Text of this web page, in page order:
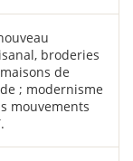
broderies
de
; modernisme
mouvements